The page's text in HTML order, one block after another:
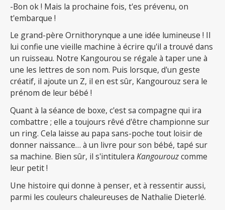
-Bon ok ! Mais la prochaine fois, t'es prévenu, on
t'embarque !
Le grand-père Ornithorynque a une idée lumineuse ! Il
lui confie une vieille machine à écrire qu'il a trouvé dans
un ruisseau. Notre Kangourou se régale à taper une à
une les lettres de son nom. Puis lorsque, d'un geste
créatif, il ajoute un Z, il en est sûr, Kangourouz sera le
prénom de leur bébé !
Quant à la séance de boxe, c'est sa compagne qui ira
combattre ; elle a toujours rêvé d'être championne sur
un ring. Cela laisse au papa sans-poche tout loisir de
donner naissance… à un livre pour son bébé, tapé sur
sa machine. Bien sûr, il s'intitulera Kangourouzcomme
leur petit !
Une histoire qui donne à penser, et à ressentir aussi,
parmi les couleurs chaleureuses de Nathalie Dieterlé.